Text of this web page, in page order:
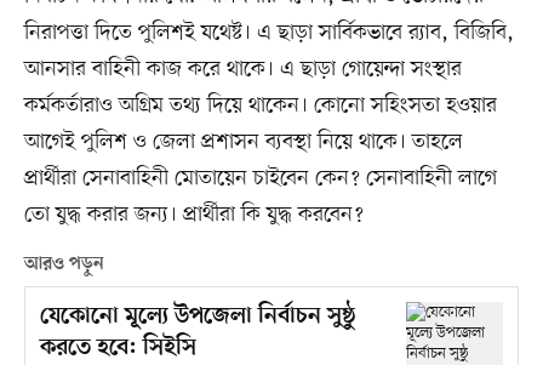
নিরাপত্তা দিতে পুলিশই যথেষ্ট। এ ছাড়া সার্বিকভাবে র‌্যাব, বিজিবি,
আনসার বাহিনী কাজ করে থাকে। এ ছাড়া গোয়েন্দা সংস্থার
কর্মকর্তারাও অগ্রিম তথ্য দিয়ে থাকেন। কোনো সহিংসতা হওয়ার
আগেই পুলিশ ও জেলা প্রশাসন ব্যবস্থা নিয়ে থাকে। তাহলে
প্রার্থীরা সেনাবাহিনী মোতায়েন চাইবেন কেন? সেনাবাহিনী লাগে
তো যুদ্ধ করার জন্য। প্রার্থীরা কি যুদ্ধ করবেন?
আরও পড়ুন
যেকোনো মূল্যে উপজেলা নির্বাচন সুষ্ঠু
করতে হবে: সিইসি